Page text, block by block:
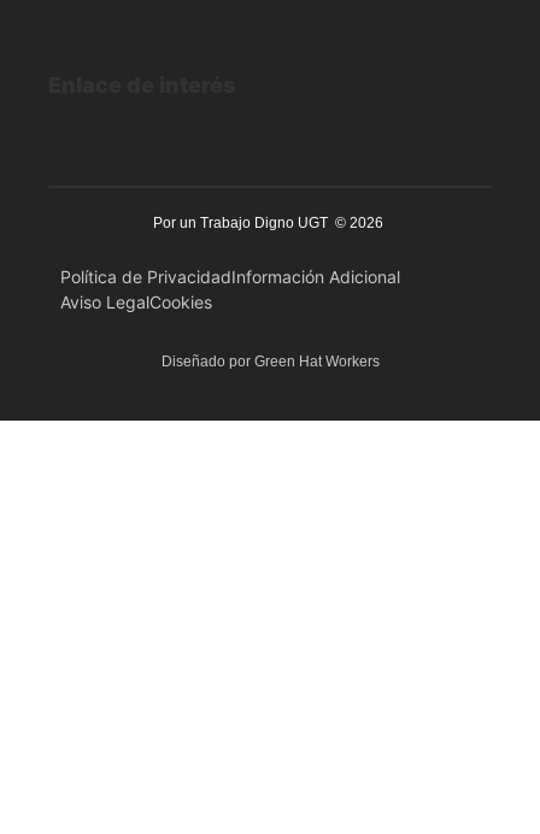
Por un Trabajo Digno UGT © 2026
Política de PrivacidadInformación Adicional
Aviso LegalCookies
Diseñado por Green Hat Workers